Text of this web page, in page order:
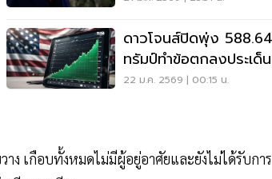
ดาวโจนส์ปิดพุ่ง
ทรัมป์ทำข้อตกลงประเด็
22 ม.ค. 2569 | 00:15 น.
ง เกือบทั้งหมดไม่มีผู้อยู่อาศัยและยังไม่ได้รับ